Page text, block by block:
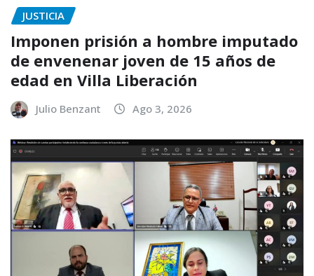
JUSTICIA
Imponen prisión a hombre imputado
de envenenar joven de 15 años de
edad en Villa Liberación
Julio Benzant Ago 3, 2026